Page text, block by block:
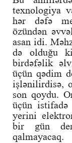
texnologiya
hər dəfə
özündən
asan idi.
də olduğu
birdəfəlik
üçün qədim
işlənilirdisə,
son qoydu.
üçün istifadə
yerini
bir gün
qalmayacaq.